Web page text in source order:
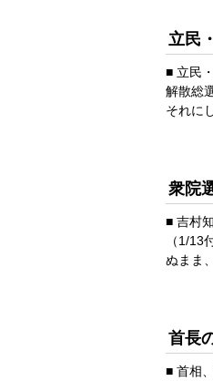
立民
■ 立民
解散総
それに
衆院
■ 吉村
（1/13
ぬまま
首長
■ 首相